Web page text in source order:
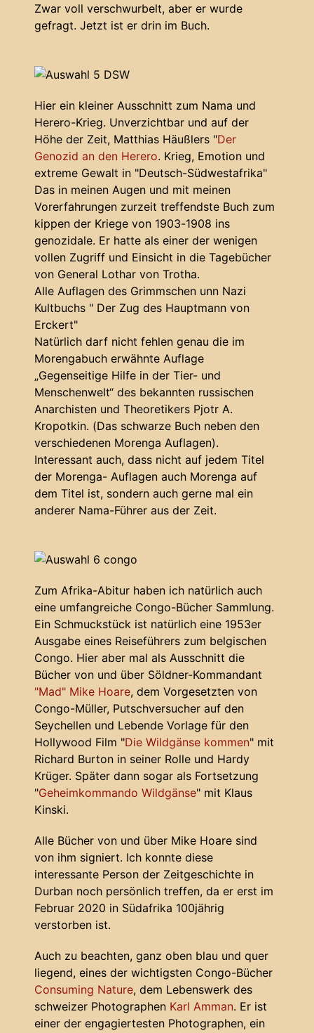
Zwar voll verschwurbelt, aber er wurde
gefragt. Jetzt ist er drin im Buch.
Hier ein kleiner Ausschnitt zum Nama und
Herero-Krieg. Unverzichtbar und auf der
Höhe der Zeit, Matthias Häußlers "Der
Genozid an den Herero. Krieg, Emotion und
extreme Gewalt in "Deutsch-Südwestafrika"
Das in meinen Augen und mit meinen
Vorerfahrungen zurzeit treffendste Buch zum
kippen der Kriege von 1903-1908 ins
genozidale. Er hatte als einer der wenigen
vollen Zugriff und Einsicht in die Tagebücher
von General Lothar von Trotha.
Alle Auflagen des Grimmschen unn Nazi
Kultbuchs " Der Zug des Hauptmann von
Erckert"
Natürlich darf nicht fehlen genau die im
Morengabuch erwähnte Auflage
„Gegenseitige Hilfe in der Tier- und
Menschenwelt“ des bekannten russischen
Anarchisten und Theoretikers Pjotr A.
Kropotkin. (Das schwarze Buch neben den
verschiedenen Morenga Auflagen).
Interessant auch, dass nicht auf jedem Titel
der Morenga- Auflagen auch Morenga auf
dem Titel ist, sondern auch gerne mal ein
anderer Nama-Führer aus der Zeit.
Zum Afrika-Abitur haben ich natürlich auch
eine umfangreiche Congo-Bücher Sammlung.
Ein Schmuckstück ist natürlich eine 1953er
Ausgabe eines Reiseführers zum belgischen
Congo. Hier aber mal als Ausschnitt die
Bücher von und über Söldner-Kommandant
"Mad" Mike Hoare, dem Vorgesetzten von
Congo-Müller, Putschversucher auf den
Seychellen und Lebende Vorlage für den
Hollywood Film "Die Wildgänse kommen" mit
Richard Burton in seiner Rolle und Hardy
Krüger. Später dann sogar als Fortsetzung
"Geheimkommando Wildgänse" mit Klaus
Kinski.
Alle Bücher von und über Mike Hoare sind
von ihm signiert. Ich konnte diese
interessante Person der Zeitgeschichte in
Durban noch persönlich treffen, da er erst im
Februar 2020 in Südafrika 100jährig
verstorben ist.
Auch zu beachten, ganz oben blau und quer
liegend, eines der wichtigsten Congo-Bücher
Consuming Nature, dem Lebenswerk des
schweizer Photographen Karl Amman. Er ist
einer der engagiertesten Photographen, ein